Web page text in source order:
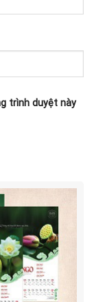
trình duyệt này